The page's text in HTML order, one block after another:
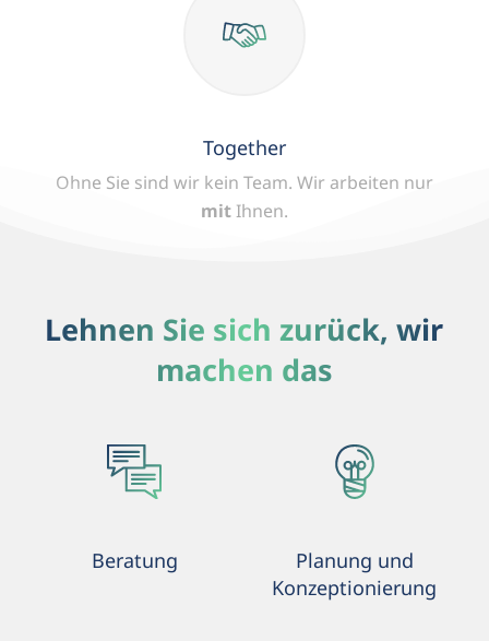
Together
Ohne Sie sind wir kein Team. Wir arbeiten nur
mitIhnen.
Lehnen Sie sich zurück, wir
machen das
Beratung
Planung und
Konzeptionierung